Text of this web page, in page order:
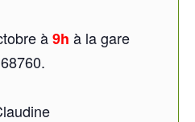
à9h à la gare